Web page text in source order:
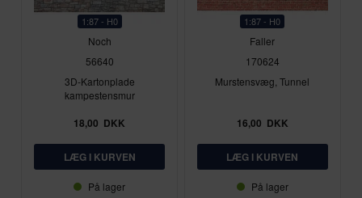
1:87 - H0
Noch
56640
3D-Kartonplade
kampestensmur
18,00 DKK
På lager
1:87 - H0
Faller
170624
Murstensvæg, Tunnel
16,00 DKK
På lager